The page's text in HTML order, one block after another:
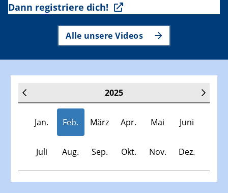
Dann registriere dich!
Alle unsere Videos
2025
Jan. Feb. März Apr. Mai Juni
Juli Aug. Sep. Okt. Nov. Dez.